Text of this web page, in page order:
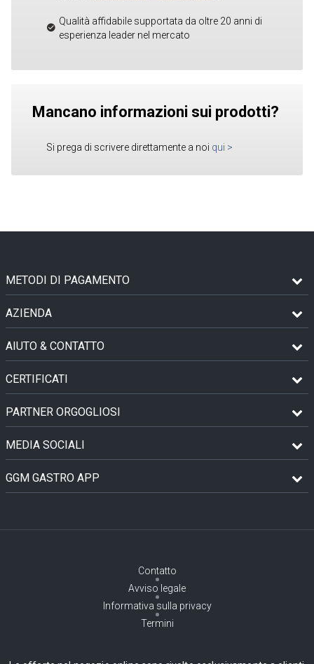
Qualità affidabile supportata da oltre 20 anni di
esperienza leader nel mercato
Mancano informazioni sui prodotti?
Si prega di scrivere direttamente a noi qui >
METODI DI PAGAMENTO
AZIENDA
AIUTO & CONTATTO
CERTIFICATI
PARTNER ORGOGLIOSI
MEDIA SOCIALI
GGM GASTRO APP
Contatto
Avviso legale
Informativa sulla privacy
Termini